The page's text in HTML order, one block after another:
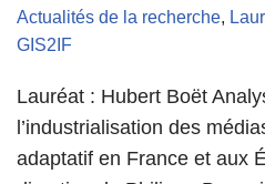
Actualités de la recherche,
GIS2IF
Lauréat : Hubert Boët
l’industrialisation des
adaptatif en France et aux